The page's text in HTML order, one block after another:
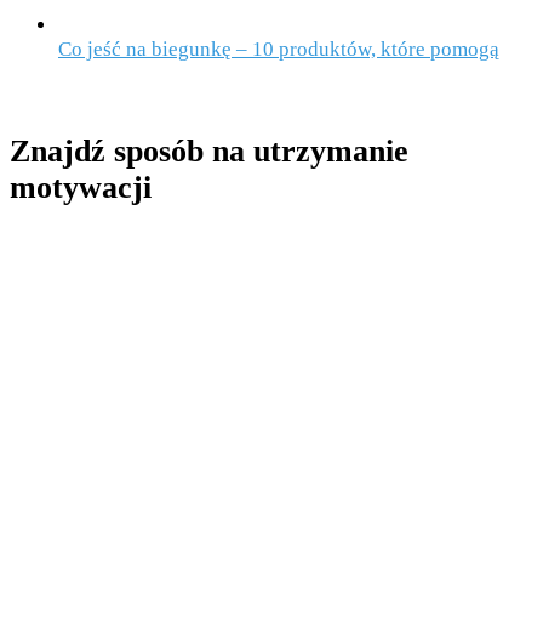
Co jeść na biegunkę – 10 produktów, które pomogą
Znajdź sposób na utrzymanie
motywacji